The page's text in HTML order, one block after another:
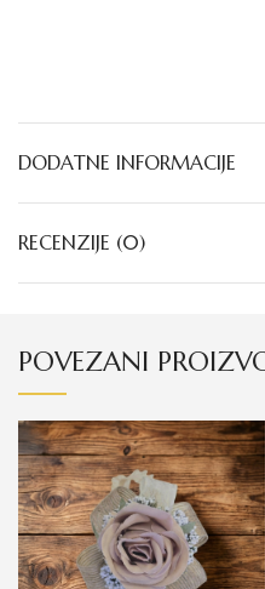
DODATNE INFORMACIJE
RECENZIJE (0)
POVEZANI